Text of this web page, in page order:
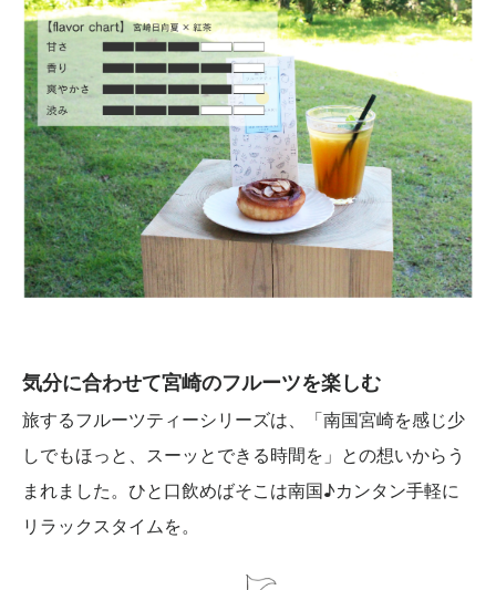
気分に合わせて宮崎のフルーツを楽しむ
旅するフルーツティーシリーズは、「南国宮崎を感じ少
しでもほっと、スーッとできる時間を」との想いからう
まれました。ひと口飲めばそこは南国♪カンタン手軽に
リラックスタイムを。